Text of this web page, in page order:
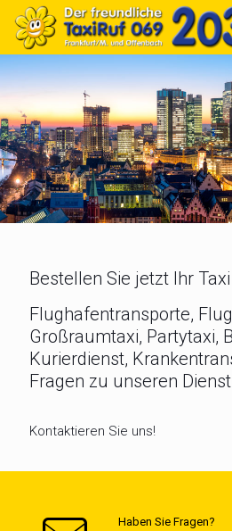
Bestellen Sie jetzt Ihr
Flughafentransporte,
Großraumtaxi, Partytaxi,
Kurierdienst,
Fragen zu unseren
Kontaktieren Sie uns!
Haben Sie Fragen?